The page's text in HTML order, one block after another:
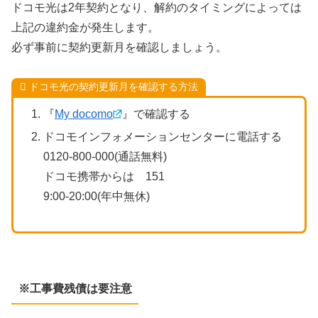
ドコモ光は2年契約となり、解約のタイミングによっては
上記の違約金が発生します。
必ず事前に契約更新月を確認しましょう。
ドコモ光の契約更新月を確認する方法
『My docomo
』で確認する
ドコモインフォメーションセンターに電話する
0120-800-000(通話無料)
ドコモ携帯からは 151
9:00-20:00(年中無休)
※工事費残債は要注意